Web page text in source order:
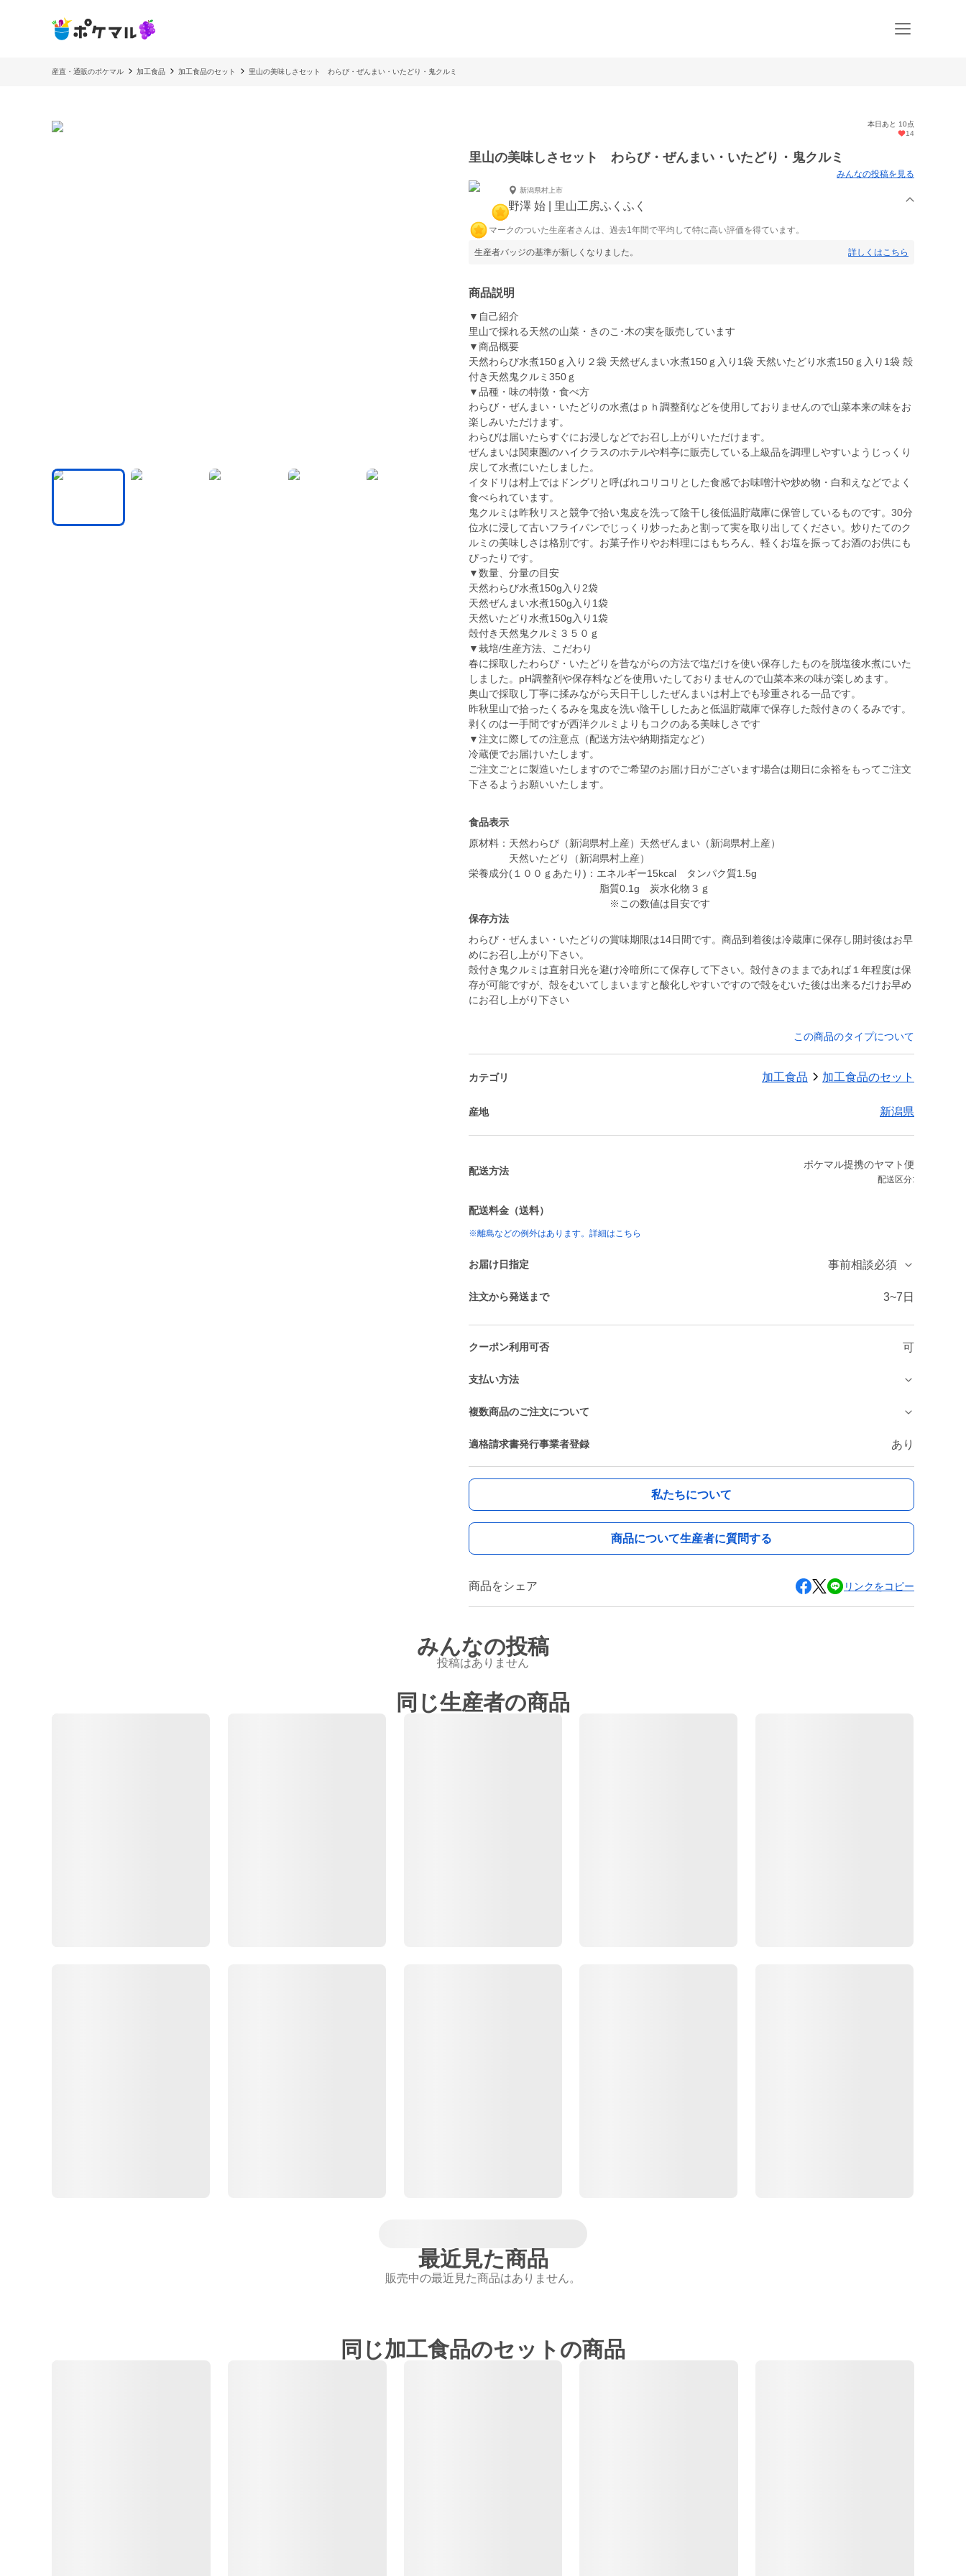
産直・通販のポケマル 加工食品 加工食品のセット 里山の美味しさセット わらび・ぜんまい・いたどり・鬼クルミ
本日あと 10点
14
里山の美味しさセット わらび・ぜんまい・いたどり・鬼クルミ
みんなの投稿を見る
新潟県村上市
野澤 始 | 里山工房ふくふく
マークのついた生産者さんは、過去1年間で平均して特に高い評価を得ています。
生産者バッジの基準が新しくなりました。 詳しくはこちら
商品説明
▼自己紹介
里山で採れる天然の山菜・きのこ･木の実を販売しています
▼商品概要
天然わらび水煮150ｇ入り２袋 天然ぜんまい水煮150ｇ入り1袋 天然いたどり水煮150ｇ入り1袋 殻
付き天然鬼クルミ350ｇ
▼品種・味の特徴・食べ方
わらび・ぜんまい・いたどりの水煮はｐｈ調整剤などを使用しておりませんので山菜本来の味をお
楽しみいただけます。
わらびは届いたらすぐにお浸しなどでお召し上がりいただけます。
ぜんまいは関東圏のハイクラスのホテルや料亭に販売している上級品を調理しやすいようじっくり
戻して水煮にいたしました。
イタドリは村上ではドングリと呼ばれコリコリとした食感でお味噌汁や炒め物・白和えなどでよく
食べられています。
鬼クルミは昨秋リスと競争で拾い鬼皮を洗って陰干し後低温貯蔵庫に保管しているものです。30分
位水に浸して古いフライパンでじっくり炒ったあと割って実を取り出してください。炒りたてのク
ルミの美味しさは格別です。お菓子作りやお料理にはもちろん、軽くお塩を振ってお酒のお供にも
ぴったりです。
▼数量、分量の目安
天然わらび水煮150g入り2袋
天然ぜんまい水煮150g入り1袋
天然いたどり水煮150g入り1袋
殻付き天然鬼クルミ３５０ｇ
▼栽培/生産方法、こだわり
春に採取したわらび・いたどりを昔ながらの方法で塩だけを使い保存したものを脱塩後水煮にいた
しました。pH調整剤や保存料などを使用いたしておりませんので山菜本来の味が楽しめます。
奥山で採取し丁寧に揉みながら天日干ししたぜんまいは村上でも珍重される一品です。
昨秋里山で拾ったくるみを鬼皮を洗い陰干ししたあと低温貯蔵庫で保存した殻付きのくるみです。
剥くのは一手間ですが西洋クルミよりもコクのある美味しさです
▼注文に際しての注意点（配送方法や納期指定など）
冷蔵便でお届けいたします。
ご注文ごとに製造いたしますのでご希望のお届け日がございます場合は期日に余裕をもってご注文
下さるようお願いいたします。
食品表示
原材料：天然わらび（新潟県村上産）天然ぜんまい（新潟県村上産）
天然いたどり（新潟県村上産）
栄養成分(１００ｇあたり)：エネルギー15kcal タンパク質1.5g
脂質0.1g 炭水化物３ｇ
保存方法
わらび・ぜんまい・いたどりの賞味期限は14日間です。商品到着後は冷蔵庫に保存し開封後はお早
めにお召し上がり下さい。
殻付き鬼クルミは直射日光を避け冷暗所にて保存して下さい。殻付きのままであれば１年程度は保
存が可能ですが、殻をむいてしまいますと酸化しやすいですので殻をむいた後は出来るだけお早め
にお召し上がり下さい
この商品のタイプについて
カテゴリ 加工食品 加工食品のセット
産地 新潟県
配送方法
ポケマル提携のヤマト便
配送区分:
配送料金（送料）
※離島などの例外はあります。詳細はこちら
お届け日指定 事前相談必須
注文から発送まで 3~7日
クーポン利用可否 可
支払い方法
複数商品のご注文について
適格請求書発行事業者登録 あり
私たちについて
商品について生産者に質問する
商品をシェア リンクをコピー
みんなの投稿
投稿はありません
同じ生産者の商品
最近見た商品
販売中の最近見た商品はありません。
同じ加工食品のセットの商品